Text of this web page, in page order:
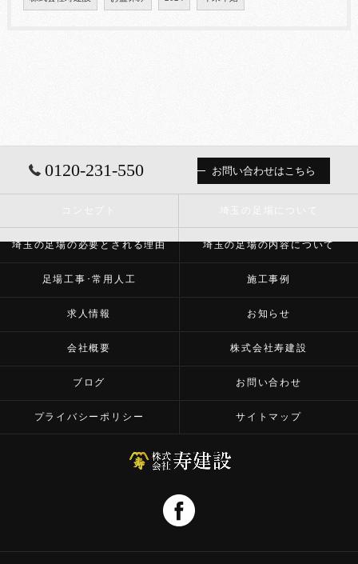
0120-231-550 お問い合わせはこちら
埼玉の足場の必要とされる理由 埼玉の足場の内容について
足場工事･常用人工 施工事例
求人情報 お知らせ
会社概要 株式会社寿建設
ブログ お問い合わせ
プライバシーポリシー サイトマップ